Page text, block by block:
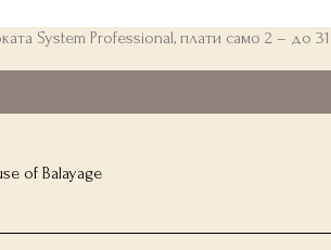
System Professional, плати само 2 – до